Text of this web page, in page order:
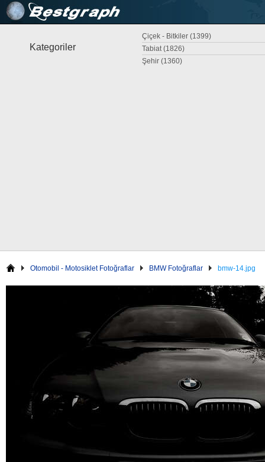
Kategoriler
Çiçek - Bitkiler (1399)
Tabiat (1826)
Şehir (1360)
Otomobil - Motosiklet Fotoğraflar BMW Fotoğraflar bmw-14.jpg